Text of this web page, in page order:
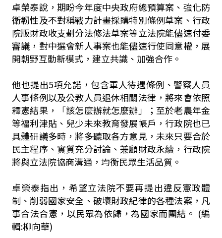
卓榮泰說，期盼今年度中央政府總預算案、強化防
衛韌性及不對稱戰力計畫採購特別條例草案、行政
院版財政收支劃分法修法草案等立法院能儘速付委
審議，對中選會新人事案也能儘速行使同意權，展
開朝野互動新模式，建立共識、加強合作。
他也提出5項允諾，包含軍人待遇條例、警察人員
人事條例以及公教人員退休相關法律，將來會依照
釋憲結果，「該怎麼辦就怎麼辦」；至於老農年金
等福利津貼、兒少未來教育發展帳戶，行政院也已
具體研議多時，將多聽取各方意見，未來只要合於
民主程序、實質充分討論、兼顧財政永續，行政院
將與立法院協商溝通，均衡民眾生活品質。
卓榮泰指出，希望立法院不要再提出違反憲政體
制、削弱國家安全、破壞財政紀律的各種法案，凡
事合法合憲，以民眾為依歸，為國家而團結。 (編
輯:柳向華)